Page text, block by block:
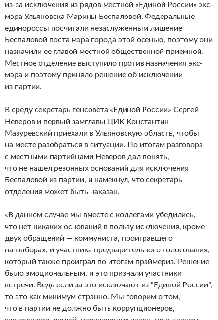
из-за исключения из рядов местной «Единой России» экс-
мэра Ульяновска Марины Беспаловой. Федеральные
единороссы посчитали незаслуженным лишение
Беспаловой поста мэра города этой осенью, поэтому они
назначили ее главой местной общественной приемной.
Местное отделение выступило против назначения экс-
мэра и поэтому приняло решение об исключении
из партии.
В среду секретарь генсовета «Единой России» Сергей
Неверов и первый замглавы ЦИК Константин
Мазуревский приехали в Ульяновскую область, чтобы
на месте разобраться в ситуации. По итогам разговора
с местными партийцами Неверов дал понять,
что не нашел резонных оснований для исключения
Беспаловой из партии, и намекнул, что секретарь
отделения может быть наказан.
«В данном случае мы вместе с коллегами убедились,
что нет никаких оснований в пользу исключения, кроме
двух обращений — коммуниста, проигравшего
на выборах, и участника предварительного голосования,
который также проиграл по итогам праймериз. Решение
было эмоциональным, и это признали участники
встречи. Ведь если за это исключают из “Единой России”,
то это как минимум странно. Мы говорим о том,
что в партии не должно быть коррупционеров,